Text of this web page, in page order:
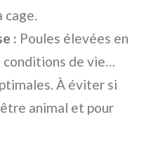
: Poules élevées en
de vie…
À éviter si
animal et pour